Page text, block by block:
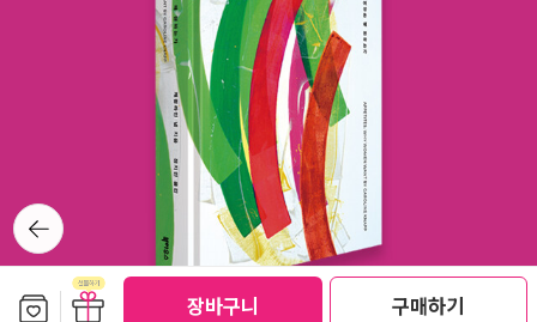
장바구니 구매하기
말기 바랍니다. 미하일 숄로호프, <고요한 돈 강> 이 책을 통해 당신
은 또 다른 거대한 서사를 경험할 수 있을 겁니다. 1920년대 폴란드
에서 벨라루스를 거쳐, 우크라이나와 흑해 연안에 이르는 광활한 벌
판에서 벌어지는 카자크 인들의 혁명과 반혁명, 그 속에서 피어나는
후회할 줄 모르는 사랑이야기의 화려한 만찬을 즐길 수 있습니다. 혁
명도 모르고 반혁명도 모르는 카자크 사람들. 그들의 혈관을 타고 흐
르는 용맹한 유전자가 소비에트 혁명 후 적군과 백군 사이에서 어느
한 쪽으로 치우치지 않고 질주합니다. 더없이 재미있으면서도 저 변
경의 민족인 카자크 사람이기 때문에 인간의 본성적인 모습을 잘 관
찰할 수 있기도 합니다. 우리는 이미 결론을 알고 있습니다. 끝까지 서
뒤로가
기